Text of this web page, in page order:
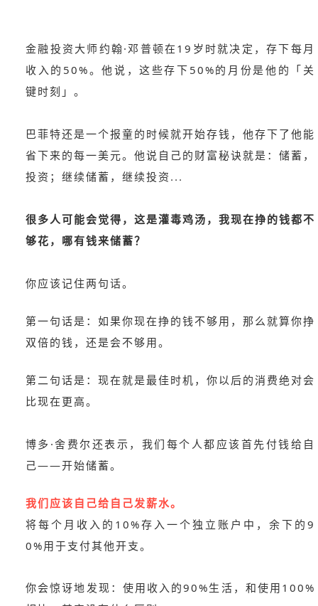
金融投资大师约翰·邓普顿在19岁时就决定，存下每月
收入的50%。他说，这些存下50%的月份是他的「关
键时刻」。
巴菲特还是一个报童的时候就开始存钱，他存下了他能
省下来的每一美元。 他说自己的财富秘诀就是：储蓄，
投资；继续储蓄，继续投资...
很多人可能会觉得，这是灌毒鸡汤，我现在挣的钱都不
够花，哪有钱来储蓄？
你应该记住两句话。
第一句话是：如果你现在挣的钱不够用，那么就算你挣
双倍的钱，还是会不够用。
第二句话是：现在就是最佳时机，你以后的消费绝对会
比现在更高。
博多·舍费尔还表示，我们每个人都应该首先付钱给自
己——开始储蓄。
我们应该自己给自己发薪水。
将每个月收入的10%存入一个独立账户中，余下的9
0%用于支付其他开支。
你会惊讶地发现：使用收入的90%生活，和使用100%